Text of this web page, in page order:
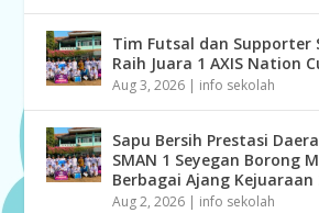
Tim Futsal dan Supporter
Raih Juara 1 AXIS Nation
Aug 3, 2026 | info sekolah
Sapu Bersih Prestasi
SMAN 1 Seyegan Borong
Berbagai Ajang Kejuaraan
Aug 2, 2026 | info sekolah